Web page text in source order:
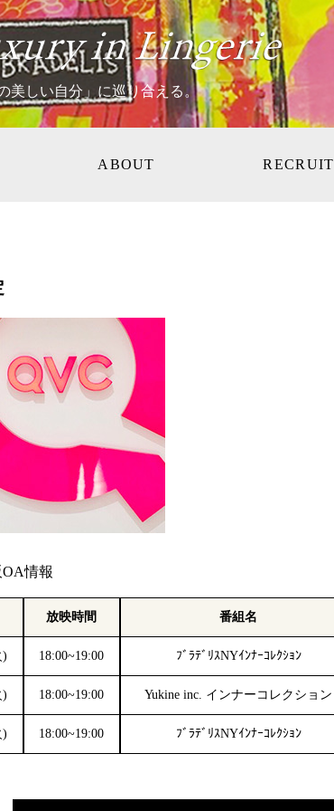
美しい自分」に巡り合える。
ABOUT RECRUIT
情報
放映時間 番組名
) 18:00~19:00 ﾌﾞﾗﾃﾞﾘｽNYｲﾝﾅｰｺﾚｸｼｮﾝ
) 18:00~19:00 Yukine inc. インナーコレクション
) 18:00~19:00 ﾌﾞﾗﾃﾞﾘｽNYｲﾝﾅｰｺﾚｸｼｮﾝ